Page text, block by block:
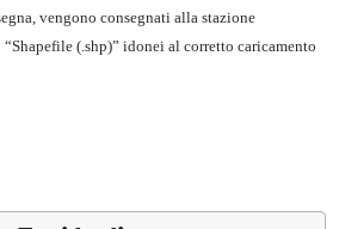
vengono consegnati alla stazione
(.shp)” idonei al corretto caricamento